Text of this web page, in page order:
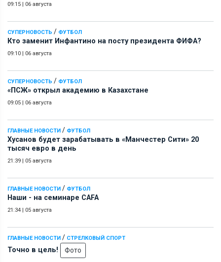
09:15 | 06 августа
СУПЕРНОВОСТЬ / ФУТБОЛ
Кто заменит Инфантино на посту президента ФИФА?
09:10 | 06 августа
СУПЕРНОВОСТЬ / ФУТБОЛ
«ПСЖ» открыл академию в Казахстане
09:05 | 06 августа
ГЛАВНЫЕ НОВОСТИ / ФУТБОЛ
Хусанов будет зарабатывать в «Манчестер Сити» 20
тысяч евро в день
21:39 | 05 августа
ГЛАВНЫЕ НОВОСТИ / ФУТБОЛ
Наши - на семинаре СAFA
21:34 | 05 августа
ГЛАВНЫЕ НОВОСТИ / СТРЕЛКОВЫЙ СПОРТ
Точно в цель! Фото